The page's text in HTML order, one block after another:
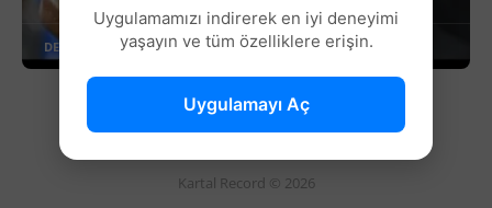
DEVAMINI OKU
Kartal Record © 2026
Uygulamamızı indirerek en iyi deneyimi
yaşayın ve tüm özelliklere erişin.
Uygulamayı Aç